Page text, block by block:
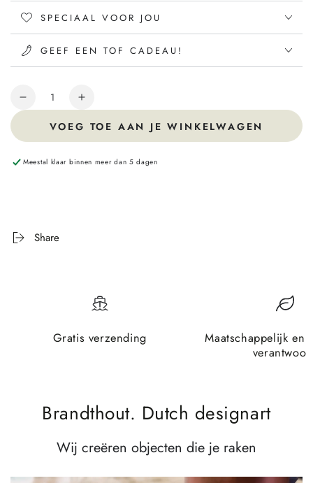
SPECIAAL VOOR JOU
GEEF EEN TOF CADEAU!
Hoeveelheid
VOEG TOE AAN JE WINKELWAGEN
Meestal klaar binnen meer dan 5 dagen
Share
Gratis verzending
Maatschappelijk en
Brandthout. Dutch designart
Wij creëren objecten die je raken